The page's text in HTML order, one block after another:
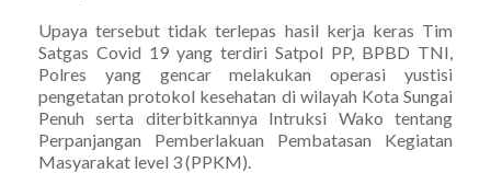
Upaya tersebut tidak terlepas hasil kerja keras Tim
Satgas Covid 19 yang terdiri Satpol PP, BPBD TNI,
Polres yang gencar melakukan operasi yustisi
pengetatan protokol kesehatan di wilayah Kota Sungai
Penuh serta diterbitkannya Intruksi Wako tentang
Perpanjangan Pemberlakuan Pembatasan Kegiatan
Masyarakat level 3 (PPKM).